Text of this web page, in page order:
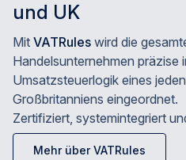
und UK
Mit VATRules wird die
Handelsunternehmen präzise
Umsatzsteuerlogik eines
Großbritanniens eingeordnet.
Zertifiziert, systemintegriert
Mehr über VATRules